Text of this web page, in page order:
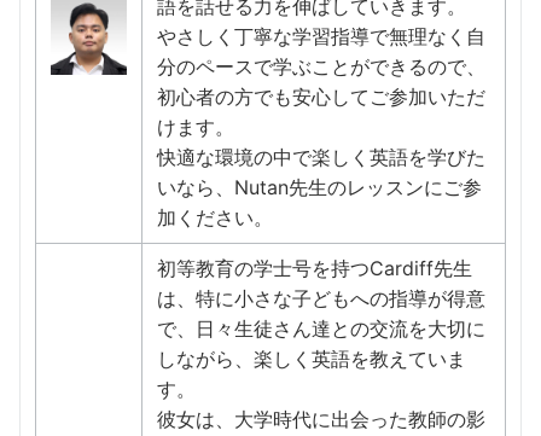
語を話せる力を伸ばしていきます。
やさしく丁寧な学習指導で無理なく自
分のペースで学ぶことができるので、
初心者の方でも安心してご参加いただ
けます。
快適な環境の中で楽しく英語を学びた
いなら、Nutan先生のレッスンにご参
加ください。
初等教育の学士号を持つCardiff先生
は、特に小さな子どもへの指導が得意
で、日々生徒さん達との交流を大切に
しながら、楽しく英語を教えていま
す。
彼女は、大学時代に出会った教師の影